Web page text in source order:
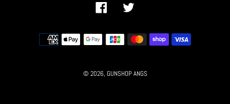
Facebook
決
済
法
© 2026, GUNSHOP ANGS